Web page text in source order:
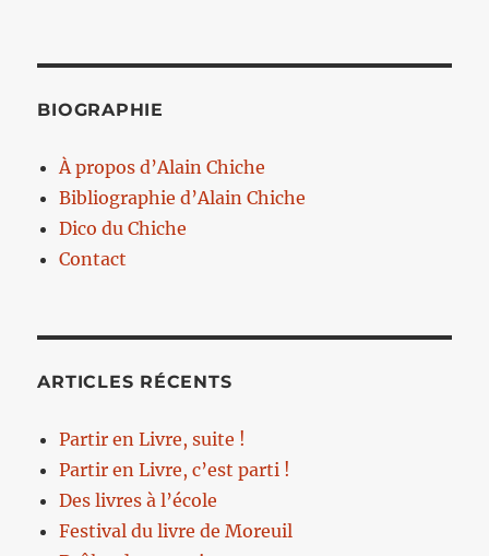
BIOGRAPHIE
À propos d’Alain Chiche
Bibliographie d’Alain Chiche
Dico du Chiche
Contact
ARTICLES RÉCENTS
Partir en Livre, suite !
Partir en Livre, c’est parti !
Des livres à l’école
Festival du livre de Moreuil